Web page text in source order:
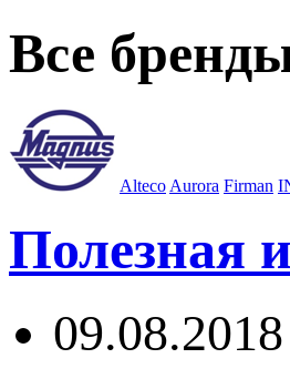
Все
Alteco Aurora Firman
Полезная
09.08.2018